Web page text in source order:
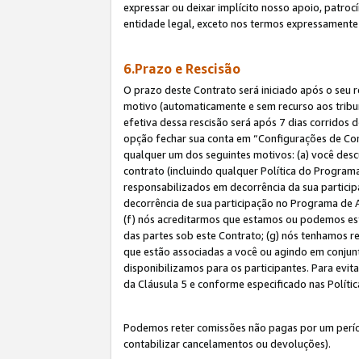
expressar ou deixar implícito nosso apoio,
entidade legal, exceto nos termos
6.Prazo e Rescisão
O prazo deste Contrato será iniciado após o seu
motivo (automaticamente e sem recurso aos
efetiva dessa rescisão será após 7 dias corridos
opção fechar sua conta em “Configurações de
qualquer um dos seguintes motivos: (a) você
contrato (incluindo qualquer Política do
responsabilizados em decorrência da sua
decorrência de sua participação no Programa de
(f) nós acreditarmos que estamos ou podemos
das partes sob este Contrato; (g) nós tenhamos
que estão associadas a você ou agindo em
disponibilizamos para os participantes. Para
da Cláusula 5 e conforme especificado nas
Podemos reter comissões não pagas por um
contabilizar cancelamentos ou devoluções).